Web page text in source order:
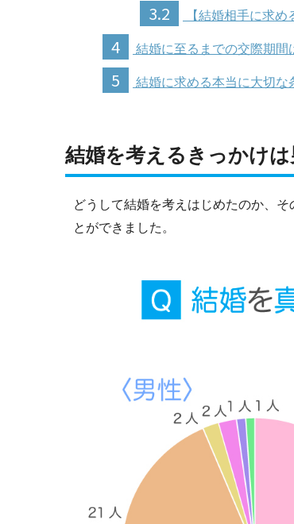
3.2 【結婚相手に求
4 結婚に至るまでの交際期間
5 結婚に求める本当に大切な
結婚を考えるきっかけ
どうして結婚を考えはじめたのか、
とができました。